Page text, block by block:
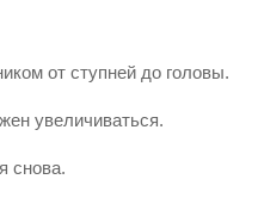
от ступней до головы.
увеличиваться.
снова.